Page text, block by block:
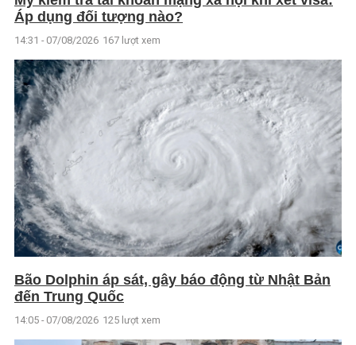
Áp dụng đối tượng nào?
14:31 - 07/08/2026 167 lượt xem
Bão Dolphin áp sát, gây báo động từ Nhật Bản
đến Trung Quốc
14:05 - 07/08/2026 125 lượt xem